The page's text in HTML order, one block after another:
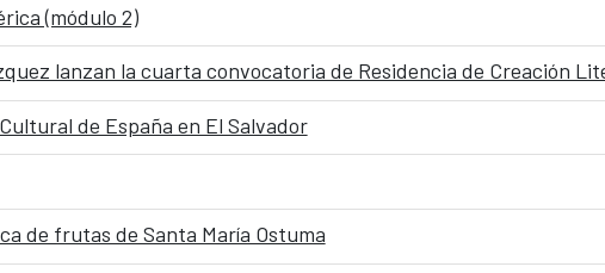
(módulo 2)
lanzan la cuarta convocatoria de Residencia de Creación
de España en El Salvador
de frutas de Santa María Ostuma